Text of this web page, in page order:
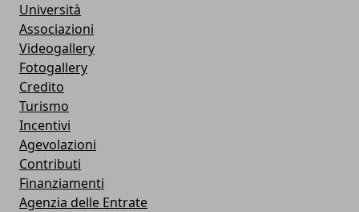
Università
Associazioni
Videogallery
Fotogallery
Credito
Turismo
Incentivi
Agevolazioni
Contributi
Finanziamenti
Agenzia delle Entrate